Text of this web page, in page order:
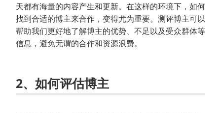
天都有海量的内容产生和更新。在这样的环境下，如何
找到合适的博主来合作，变得尤为重要。测评博主可以
帮助我们更好地了解博主的优势、不足以及受众群体等
信息，避免无谓的合作和资源浪费。
2、如何评估博主